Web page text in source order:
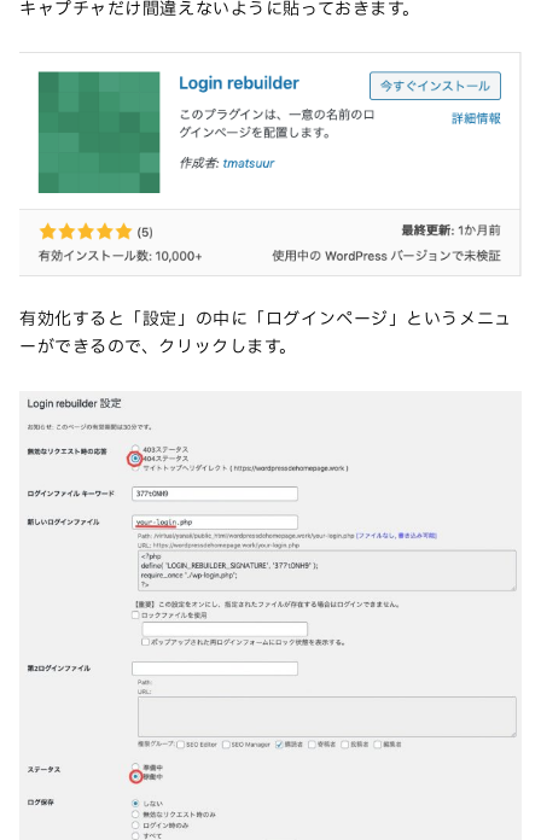
キャプチャだけ間違えないように貼っておきます。
有効化すると「設定」の中に「ログインページ」というメニュ
ーができるので、クリックします。